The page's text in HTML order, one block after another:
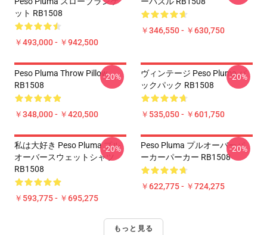
ット RB1508
￥493,000 - ￥942,500
￥346,550 - ￥630,750
Peso Pluma Throw Pillow
RB1508
￥348,000 - ￥420,500
-20%
ヴィンテージ Peso Pluma バ
ックパック RB1508
￥535,050 - ￥601,750
-20%
私は大好き Peso Pluma プル
オーバースウェットシャツ
RB1508
￥593,775 - ￥695,275
-20%
Peso Pluma プルオーバーパ
ーカーパーカー RB1508
￥622,775 - ￥724,275
-20%
もっと見る